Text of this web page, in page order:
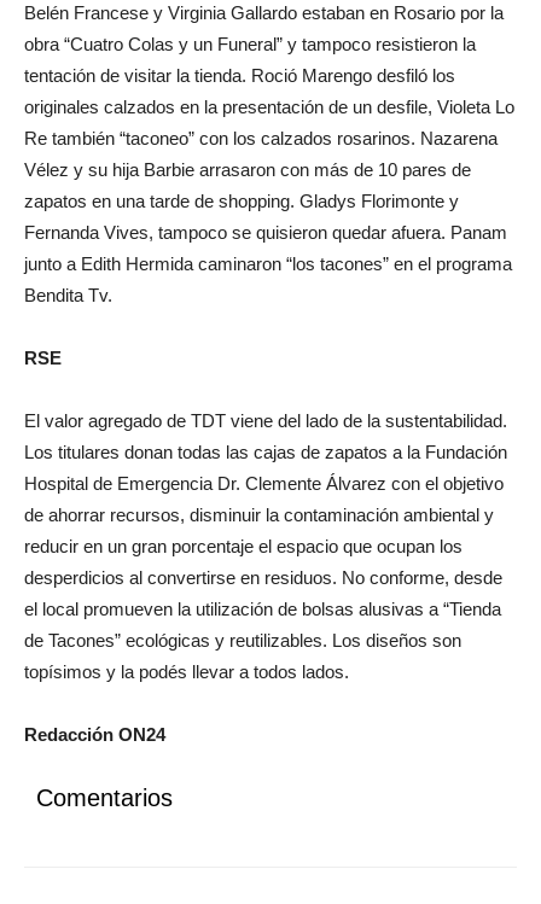
Belén Francese y Virginia Gallardo estaban en Rosario por la
obra “Cuatro Colas y un Funeral” y tampoco resistieron la
tentación de visitar la tienda. Roció Marengo desfiló los
originales calzados en la presentación de un desfile, Violeta Lo
Re también “taconeo” con los calzados rosarinos. Nazarena
Vélez y su hija Barbie arrasaron con más de 10 pares de
zapatos en una tarde de shopping. Gladys Florimonte y
Fernanda Vives, tampoco se quisieron quedar afuera. Panam
junto a Edith Hermida caminaron “los tacones” en el programa
Bendita Tv.
RSE
El valor agregado de TDT viene del lado de la sustentabilidad.
Los titulares donan todas las cajas de zapatos a la Fundación
Hospital de Emergencia Dr. Clemente Álvarez con el objetivo
de ahorrar recursos, disminuir la contaminación ambiental y
reducir en un gran porcentaje el espacio que ocupan los
desperdicios al convertirse en residuos. No conforme, desde
el local promueven la utilización de bolsas alusivas a “Tienda
de Tacones” ecológicas y reutilizables. Los diseños son
topísimos y la podés llevar a todos lados.
Redacción ON24
Comentarios